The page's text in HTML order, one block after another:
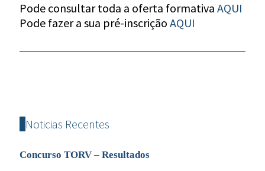
Pode consultar toda a oferta formativa AQUI
Pode fazer a sua pré-inscrição AQUI
Noticias Recentes
Concurso TORV – Resultados